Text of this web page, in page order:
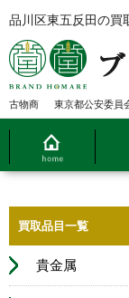
品川区東五反田の買
古物商 東京都公安委員
買取品目一覧
貴金属